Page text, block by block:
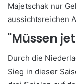
Majetschak nur
aussichtsreichen
"Müssen
Durch die
Sieg in dieser